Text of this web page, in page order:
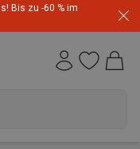
Bis zu -60 % im